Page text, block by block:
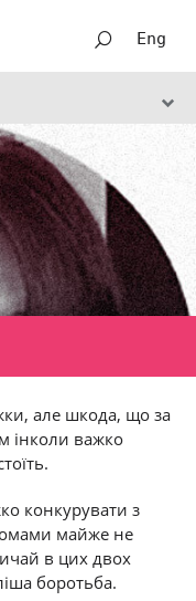
Eng
але шкода, що за
інколи важко
конкурувати з
майже не
в цих двох
боротьба.